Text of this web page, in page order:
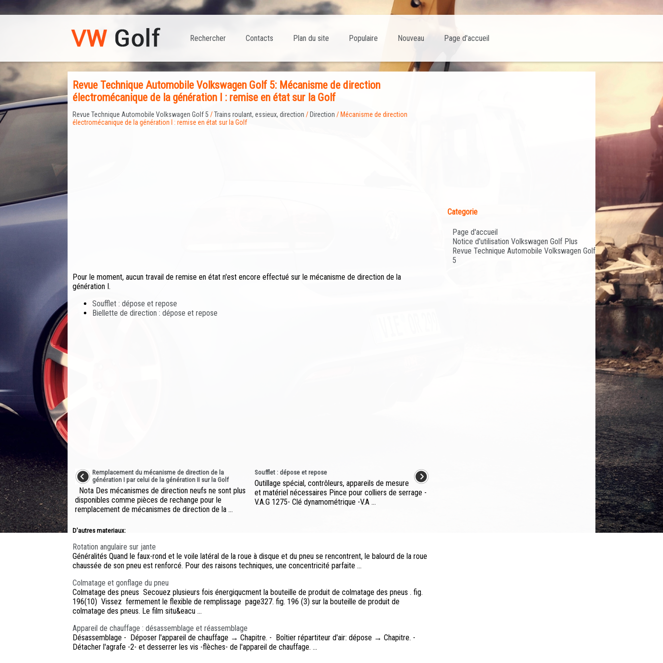
Page d'accueil
Nouveau
Populaire
Plan du site
Contacts
Rechercher
Revue Technique Automobile Volkswagen Golf 5: Mécanisme de direction
électromécanique de la génération I : remise en état sur la Golf
Revue Technique Automobile Volkswagen Golf 5 /Trains roulant, essieux, direction / Direction / Mécanisme de direction
électromécanique de la génération I : remise en état sur la Golf
Pour le moment, aucun travail de remise en état n'est encore effectué sur le mécanisme de direction de la
génération I.
Soufflet : dépose et repose
Biellette de direction : dépose et repose
Remplacement du mécanisme de direction de la
génération I par celui de la génération II sur la Golf
Nota Des mécanismes de direction neufs ne sont plus
disponibles comme pièces de rechange pour le
remplacement de mécanismes de direction de la ...
Soufflet : dépose et repose
Outillage spécial, contrôleurs, appareils de mesure
et matériel nécessaires Pince pour colliers de serrage -
V.A.G 1275- Clé dynamométrique -V.A ...
D'autres materiaux:
Rotation angulaire sur jante
Généralités Quand le faux-rond et le voile latéral de la roue à disque et du pneu se rencontrent, le balourd de la roue
chaussée de son pneu est renforcé. Pour des raisons techniques, une concentricité parfaite ...
Colmatage et gonflage du pneu
Colmatage des pneus Secouez plusieurs fois énergiqucment la bouteille de produit de colmatage des pneus . fig.
196(10) Vissez fermement le flexible de remplissage page327. fig. 196 (3) sur la bouteille de produit de
colmatage des pneus. Le film situ&eacu ...
Appareil de chauffage : désassemblage et réassemblage
Désassemblage - Déposer l'appareil de chauffage → Chapitre. - Boîtier répartiteur d'air: dépose → Chapitre. -
Détacher l'agrafe -2- et desserrer les vis -flèches- de l'appareil de chauffage. ...
Categorie
Page d'accueil
Notice d'utilisation Volkswagen Golf Plus
Revue Technique Automobile Volkswagen Golf
5